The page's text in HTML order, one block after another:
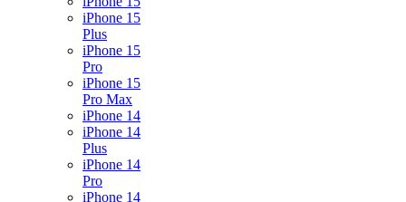
iPhone 15
Plus
iPhone 15
Pro
iPhone 15
Pro Max
iPhone 14
iPhone 14
Plus
iPhone 14
Pro
iPhone 14